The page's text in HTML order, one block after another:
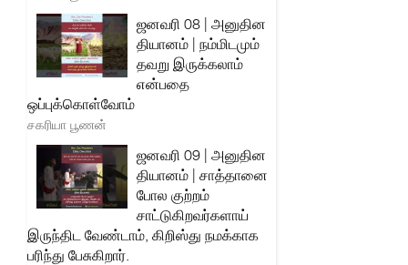
ஜனவரி 08 | அனுதின
தியானம் | நம்மிடமும்
தவறு இருக்கலாம்
என்பதை
ஒப்புக்கொள்வோம்
சகரியா பூணன்
ஜனவரி 09 | அனுதின
தியானம் | சாத்தானை
போல குற்றம்
சாட்டுகிறவர்களாய்
இருந்திட வேண்டாம், கிறிஸ்து நமக்காக
பரிந்து பேசுகிறார்.